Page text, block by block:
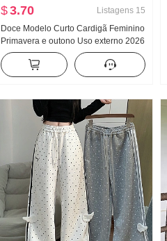
$3.70 Listagens 15
Doce Modelo Curto Cardigã Feminino
Primavera e outono Uso externo 2026
Novo Fora Pegue Início do outono
chic Este ano Popular De Malha
Casaco